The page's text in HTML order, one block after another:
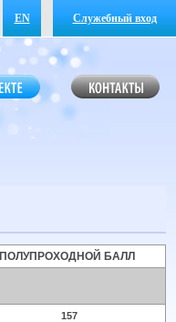
EN Служебный вход
ПОЛУПРОХОДНОЙ БАЛЛ
157